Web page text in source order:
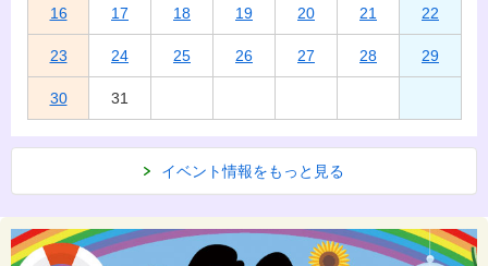
16 17 18 19 20 21 22
23 24 25 26 27 28 29
30 31
イベント情報をもっと見る